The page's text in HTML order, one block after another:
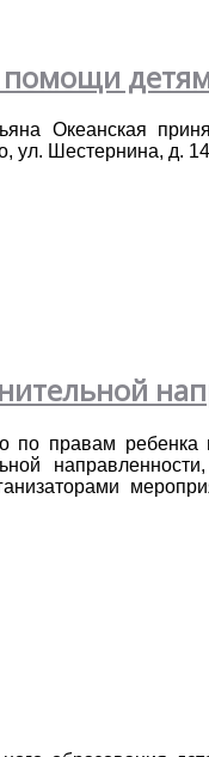
Океанская
ул. Шестернина, д.
по правам